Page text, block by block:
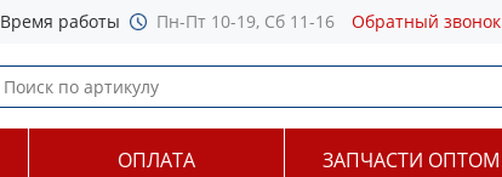
Время работы Пн-Пт 10-19, Сб 11-16 Обратный звонок
ОПЛАТА ЗАПЧАСТИ ОПТОМ